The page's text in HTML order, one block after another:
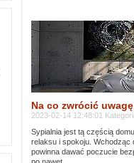
Na co zwrócić
2023-02-14 12:48:01
Sypialnia jest tą częścią
relaksu i spokoju. Wchodząc
powinna dawać poczucie